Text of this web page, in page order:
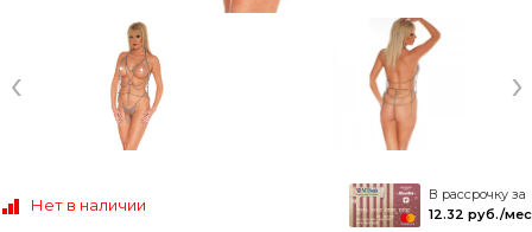
‹ ›
Нет в наличии
В рассрочку за
12.32 руб./мес